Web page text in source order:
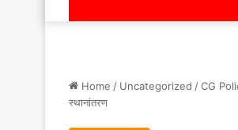
Home / Uncategorized /CG
स्थानांतरण